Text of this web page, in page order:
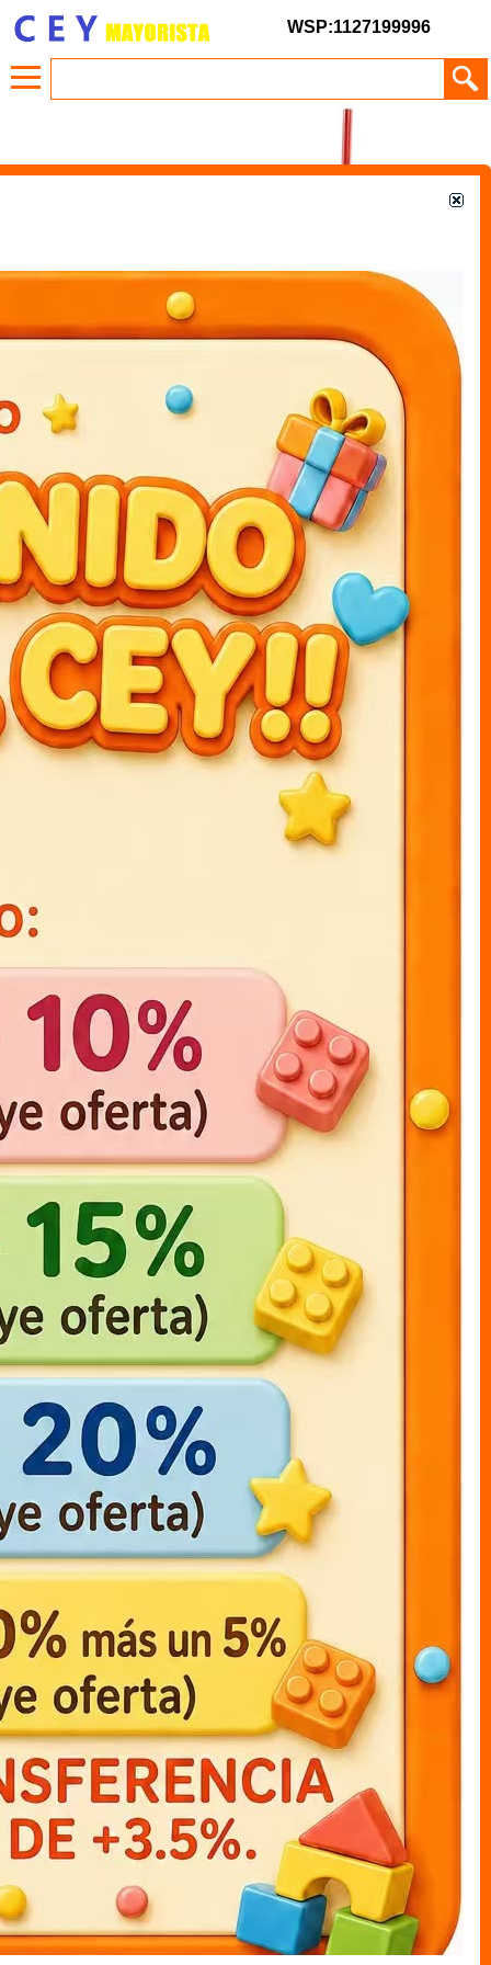
WSP:1127199996
ARTÍCULOS RECOMENDADOS
Agendas 3D K-POP 15x21cm
one piece LUFFY bolsa 17cm
MUNECO S/CAJAS bolsa
muneco bolsal LUFFY x1
20cm
MUNECO S/CAJAS bolsa
muneco cajas LUFFY c/capa
MUNECO C/CAJAS
muneco cajas mi heroe
academia katsuki12cm
MUNECO C/CAJAS